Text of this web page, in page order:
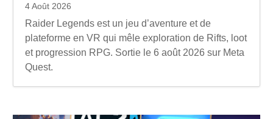
4 Août 2026
Raider Legends est un jeu d’aventure et de
plateforme en VR qui mêle exploration de Rifts, loot
et progression RPG. Sortie le 6 août 2026 sur Meta
Quest.